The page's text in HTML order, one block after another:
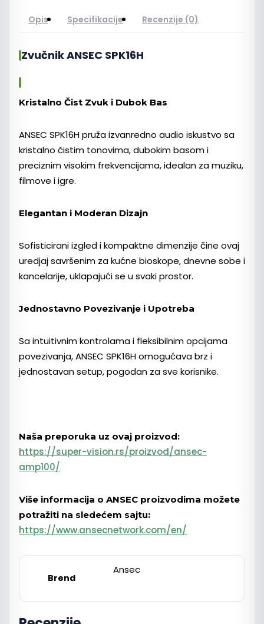
Opis Specifikacije Recenzije (0)
Zvučnik ANSEC SPK16H
Kristalno Čist Zvuk i Dubok Bas
ANSEC SPK16H pruža izvanredno audio iskustvo sa
kristalno čistim tonovima, dubokim basom i
preciznim visokim frekvencijama, idealan za muziku,
filmove i igre.
Elegantan i Moderan Dizajn
Sofisticirani izgled i kompaktne dimenzije čine ovaj
uredjaj savršenim za kućne bioskope, dnevne sobe i
kancelarije, uklapajući se u svaki prostor.
Jednostavno Povezivanje i Upotreba
Sa intuitivnim kontrolama i fleksibilnim opcijama
povezivanja, ANSEC SPK16H omogućava brz i
jednostavan setup, pogodan za sve korisnike.
Naša preporuka uz ovaj proizvod:
https://super-vision.rs/proizvod/ansec-
amp100/
Više informacija o ANSEC proizvodima možete
potražiti na sledećem sajtu:
https://www.ansecnetwork.com/en/
Brend
Ansec